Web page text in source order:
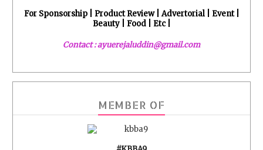
For Sponsorship | Product Review | Advertorial | Event |
Beauty | Food | Etc |
Contact : ayuerejaluddin@gmail.com
MEMBER OF